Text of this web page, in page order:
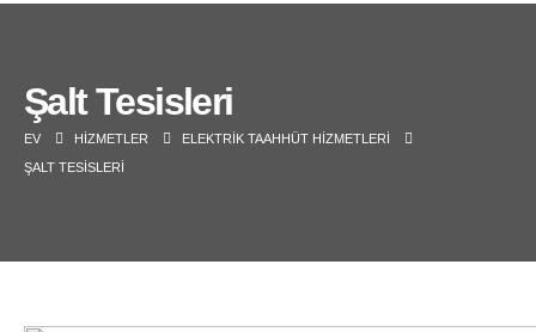
Şalt Tesisleri
EV HIZMETLER
ELEKTRİK TAAHHÜT HİZMETLERİ
ŞALT TESISLERI